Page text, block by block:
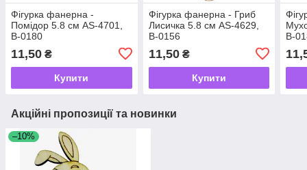
Фігурка фанерна -
Помідор 5.8 см AS-4701,
В-0180
11,50 ₴
Купити
Фігурка фанерна - Гриб
Лисичка 5.8 см AS-4629,
В-0156
11,50₴
Купити
В-
Акційні пропозиції та новинки
–10%